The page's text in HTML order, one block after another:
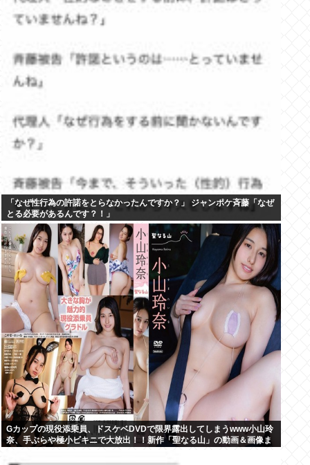
「なぜ性行為の許諾をとらなかったんですか？」 ジャンポケ斉藤「なぜ
とる必要があるんです？！」
Gカップの現役添乗員、ドスケベDVDで限界露出してしまうwww小山玲
奈、手ぶらや極小ビキニで大放出！！新作「聖なる山」の動画＆画像ま